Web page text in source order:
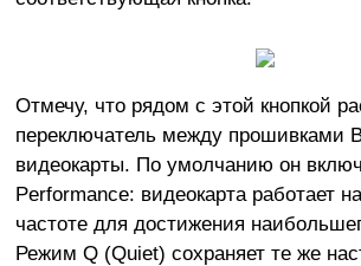
Отмечу, что рядом с этой кнопкой
переключатель между прошивками
видеокарты. По умолчанию он
Performance: видеокарта работает
частоте для достижения
Режим Q (Quiet) сохраняет те же